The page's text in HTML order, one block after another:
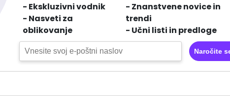
- Ekskluzivni vodnik
- Nasveti za
oblikovanje
- Znanstvene novice in
trendi
- Učni listi in predloge
Naročite